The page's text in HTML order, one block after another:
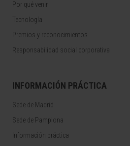
Por qué venir
Tecnología
Premios y reconocimientos
Responsabilidad social corporativa
INFORMACIÓN PRÁCTICA
Sede de Madrid
Sede de Pamplona
Información práctica